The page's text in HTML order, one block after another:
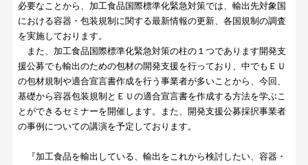
必要なことから、加工食品国際標準化緊急対策では、輸出先対象国
における容器・包装規制に関する最新情報の更新、各国規制の調査
を実施しております。
また、加工食品国際標準化緊急対策の柱の１つであります開発支
援公募でも輸出のための包材の開発支援を行っており、中でもＥＵ
の包材規制や適合宣言書作成を行う事業者が多いことから、今回、
基礎から容器包装規制とＥＵの適合宣言書を作成する方法を学ぶこ
とができるセミナーを開催します。また、開発支援公募採択事業者
の事例についての講演を予定しております。
『加工食品を輸出している、輸出をこれから検討したい、容器・